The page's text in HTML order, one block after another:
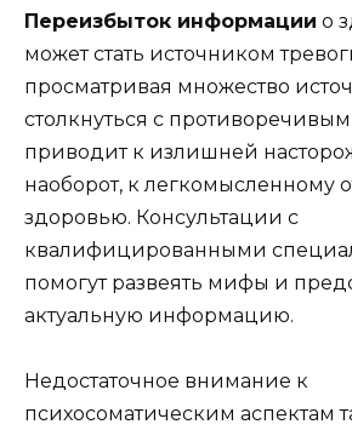
Переизбыток информации о
может стать источником
просматривая множество
столкнуться с
приводит к излишней
наоборот, к легкомысленному
здоровью. Консультации с
квалифицированными
помогут развеять мифы и
актуальную информацию.
Недостаточное внимание к
психосоматическим аспектам